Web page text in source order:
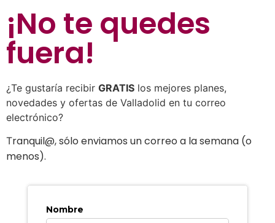
¡No te quedes
fuera!
¿Te gustaría recibir GRATIS los mejores planes,
novedades y ofertas de Valladolid en tu correo
electrónico?
Tranquil@, sólo enviamos un correo a la semana (o
menos).